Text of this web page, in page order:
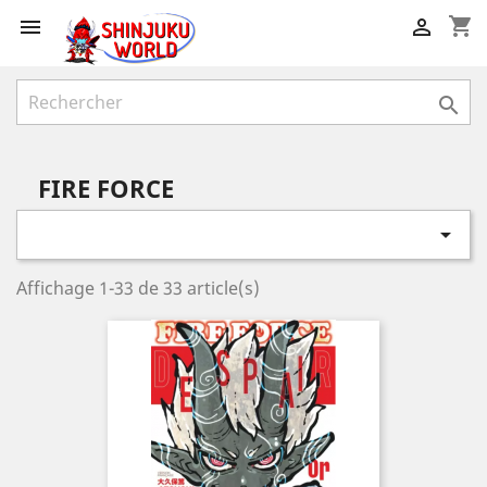
 shopping_cart


FIRE FORCE

Affichage 1-33 de 33 article(s)